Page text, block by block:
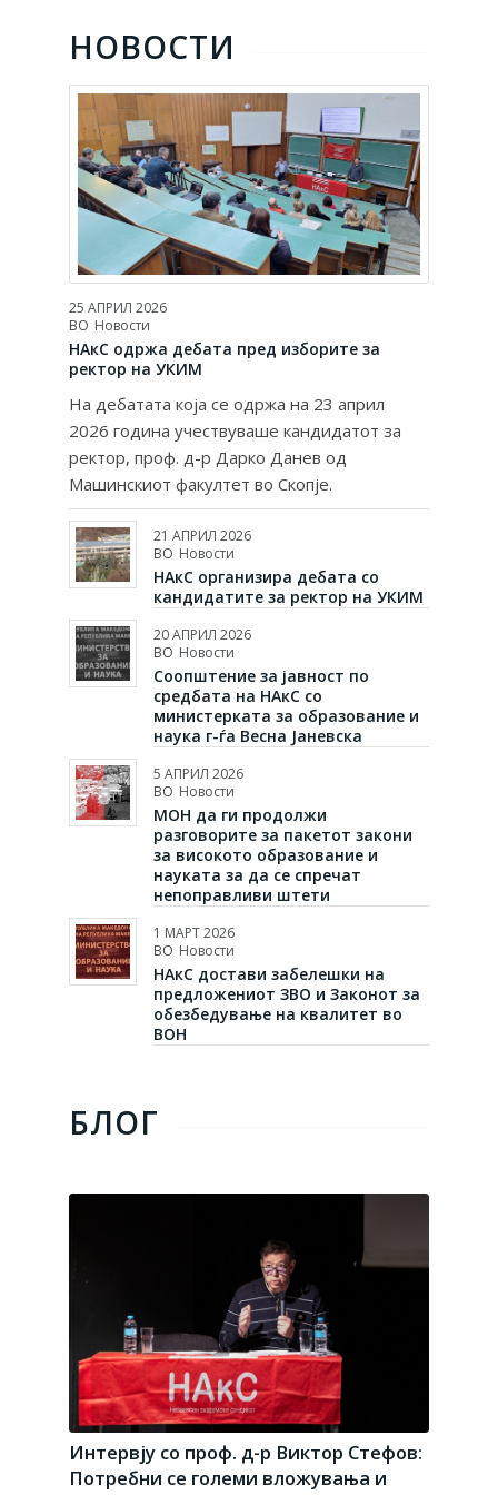
НОВОСТИ
25 АПРИЛ 2026
ВО Новости
НАкС одржа дебата пред изборите за
ректор на УКИМ
На дебатата која се одржа на 23 април
2026 година учествуваше кандидатот за
ректор, проф. д-р Дарко Данев од
Машинскиот факултет во Скопје.
21 АПРИЛ 2026
ВО Новости
НАкС организира дебата со
кандидатите за ректор на УКИМ
20 АПРИЛ 2026
ВО Новости
Соопштение за јавност по
средбата на НАкС со
министерката за образование и
наука г-ѓа Весна Јаневска
5 АПРИЛ 2026
ВО Новости
МОН да ги продолжи
разговорите за пакетот закони
за високото образование и
науката за да се спречат
непоправливи штети
1 МАРТ 2026
ВО Новости
НАкС достави забелешки на
предложениот ЗВО и Законот за
обезбедување на квалитет во
ВОН
БЛОГ
Интервју со проф. д-р Виктор Стефов:
Потребни се големи вложувања и